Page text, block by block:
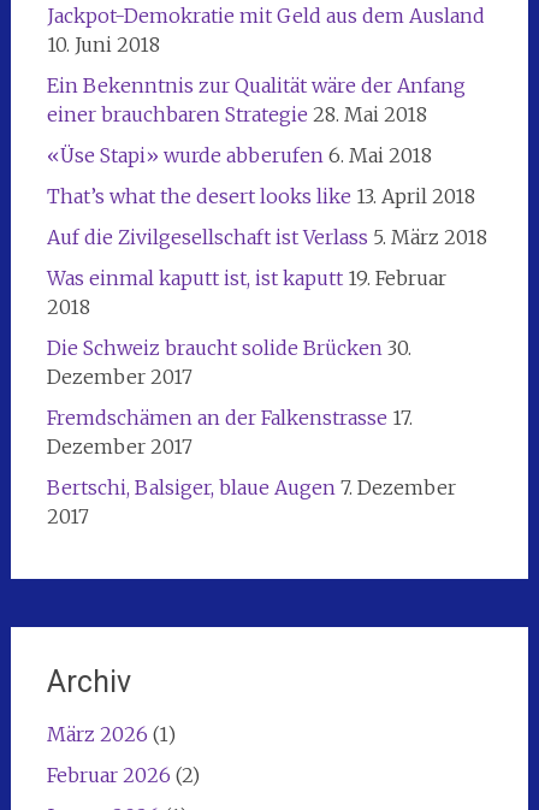
Jackpot-Demokratie mit Geld aus dem Ausland
10. Juni 2018
Ein Bekenntnis zur Qualität wäre der Anfang
einer brauchbaren Strategie 28. Mai 2018
«Üse Stapi» wurde abberufen 6. Mai 2018
That’s what the desert looks like 13. April 2018
Auf die Zivilgesellschaft ist Verlass 5. März 2018
Was einmal kaputt ist, ist kaputt 19. Februar
2018
Die Schweiz braucht solide Brücken 30.
Dezember 2017
Fremdschämen an der Falkenstrasse 17.
Dezember 2017
Bertschi, Balsiger, blaue Augen 7. Dezember
2017
Archiv
März 2026 (1)
Februar 2026 (2)